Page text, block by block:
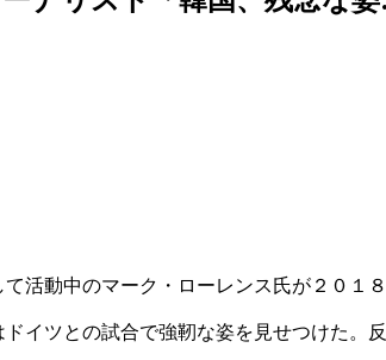
活動中のマーク・ローレンス氏が２０１
イツとの試合で強靭な姿を見せつけた。